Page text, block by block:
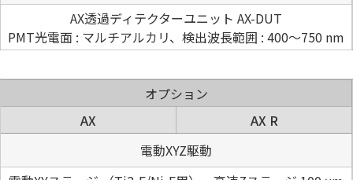
AX透過ディテクターユニット AX-DUT
PMT光電面 : マルチアルカリ、検出波長範囲 : 400〜750 nm
オプション
AX
AX R
電動XYZ駆動